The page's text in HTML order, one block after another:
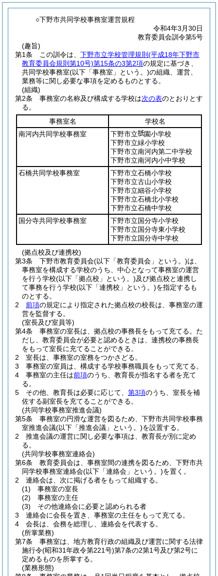
○下野市共同学校事務室運営規程
令和4年3月30日
教育委員会訓令第5号
(趣旨)
第1条
この訓令は、 下野市立学校管理規則 (平成18年下野市
教育委員会規則第10号)第15条の3第2項の規定に基づき、
共同学校事務室(以下「事務室」という。)の組織、運営、
業務等に関し必要な事項を定めるものとする。
(組織)
第2条
事務室の名称及び構成する学校は次の表のとおりとす
る。
事務室名
学校名
南河内共同学校事務室
下野市立
園小学校
下野市立緑小学校
下野市立南河内第二中学校
下野市立南河内小中学校
石橋共同学校事務室
下野市立石橋小学校
下野市立古山小学校
下野市立細谷小学校
下野市立石橋北小学校
下野市立石橋中学校
国分寺共同学校事務室
下野市立国分寺小学校
下野市立国分寺東小学校
下野市立国分寺中学校
(拠点校及び連携校)
第3条
下野市教育委員会(以下「教育委員会」という。)は、
事務室を構成する学校のうち、中心となって事務室の運営
を行う学校(以下「拠点校」という。)及び拠点校と連携し
て事務を行う学校(以下「連携校」という。)を指定するも
のとする。
2
前項の規定により指定された拠点校の校長は、事務室の運
営を監督する。
(室長及び室員等)
第4条
事務室の室長は、拠点校の事務長をもって充てる。 た
だし、教育委員会が必要と認めるときは、連携校の事務長
をもって室長に充てることができる。
2
室長は、事務室の室務をつかさどる。
3
事務室の室員は、構成する学校事務職員をもって充てる。
4
事務室の主任は前項のうち、教育長が指名する者を充て
る。
5
その他、教育長は必要に応じて、 第3項のうち、室長を補
佐する副室長を充てることができる。
(共同学校事務室推進会議)
第5条
事務室の円滑な運営を図るため、下野市共同学校事務
室推進会議(以下「推進会議」という。)を設置する。
2
推進会議の運営に関し必要な事項は、教育長が別に定め
る。
(共同学校事務室連絡会)
第6条
教育委員会は、事務室間の連携を図るため、下野市共
同学校事務室連絡会(以下「連絡会」という。)を置く。
2
連絡会は、次に掲げる者をもって組織する。
(1)
事務室の室長
(2)
事務室の主任
(3)
その他連絡会に必要と認められる者
3
連絡会に会長を置き、事務室の主任をもって充てる。
4
会長は、会務を総理し、連絡会を代表する。
(所掌業務)
第7条
事務室は、地方教育行政の組織及び運営に関する法律
施行令(昭和31年政令第221号)第7条の2第1号及び第2号に
定めるものを所掌する。
(業務形態)